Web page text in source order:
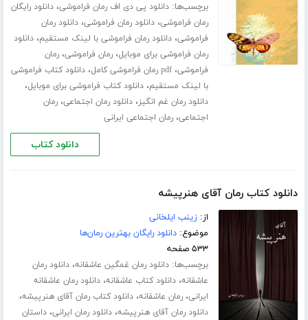
برچسب‌ها:دانلود پی دی اف رمان فراموشی،دانلود رایگان
رمان فراموشی،دانلود رمان فراموشی،دانلود رمان
فراموشی،دانلود رمان فراموشی با لینک مستقیم،دانلود
رمان فراموشی برای موبایل،رمان فراموشی،رمان
فراموشی،pdf رمان فراموشی کامل ،دانلود کتاب فراموشی
با لینک مستقیم،دانلود کتاب فراموشی برای موبایل،
دانلود رمان غم انگیز،دانلود رمان اجتماعی،رمان
اجتماعی،رمان اجتماعی ایرانی
دانلود کتاب
دانلود کتاب رمان آقای هنرپیشه
از:زینب ایلخانی
موضوع:دانلود رایگان بهترین رمان‌ها
۵۳۳ صفحه
برچسب‌ها:دانلود رمان غمگین عاشقانه،دانلود رمان
عاشقانه،دانلود کتاب عاشقانه،دانلود رمان عاشقانه
ایرانی،رمان عاشقانه،دانلود کتاب رمان آقای هنرپیشه،
دانلود رمان آقای هنرپیشه،دانلود رمان ایرانی،داستان